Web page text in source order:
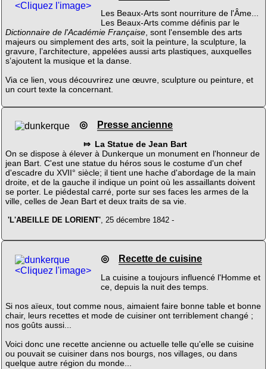
<Cliquez l'image>
Les Beaux-Arts sont nourriture de l'Âme...
Les Beaux-Arts comme définis par le
Dictionnaire de l'Académie Française, sont l'ensemble des arts
majeurs ou simplement des arts, soit la peinture, la sculpture, la
gravure, l’architecture, appelées aussi arts plastiques, auxquelles
s’ajoutent la musique et la danse.
Via ce lien, vous découvrirez une œuvre, sculpture ou peinture, et
un court texte la concernant.
◎ Presse ancienne
⤇ La Statue de Jean Bart
On se dispose à élever à Dunkerque un monument en l'honneur de
jean Bart. C'est une statue du héros sous le costume d'un chef
d'escadre du XVII° siècle; il tient une hache d'abordage de la main
droite, et de la gauche il indique un point où les assaillants doivent
se porter. Le piédestal carré, porte sur ses faces les armes de la
ville, celles de Jean Bart et deux traits de sa vie.
'L'ABEILLE DE LORIENT' , 25 décembre 1842 -
<Cliquez l'image>
◎ Recette de cuisine
La cuisine a toujours influencé l'Homme et
ce, depuis la nuit des temps.
Si nos aïeux, tout comme nous, aimaient faire bonne table et bonne
chair, leurs recettes et mode de cuisiner ont terriblement changé ;
nos goûts aussi...
Voici donc une recette ancienne ou actuelle telle qu'elle se cuisine
ou pouvait se cuisiner dans nos bourgs, nos villages, ou dans
quelque autre région du monde...